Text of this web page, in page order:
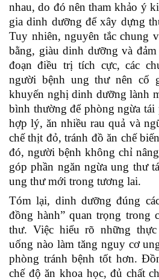
nhau, do đó nên tham khảo ý
gia dinh dưỡng để xây dựng
Tuy nhiên, nguyên tắc chung
bằng, giàu dinh dưỡng và
đoạn điều trị tích cực, các
người bệnh ung thư nên cố
khuyến nghị dinh dưỡng lành
bình thường để phòng ngừa tái
hợp lý, ăn nhiều rau quả và
chế thịt đỏ, tránh đồ ăn chế
đó, người bệnh không chỉ
góp phần ngăn ngừa ung thư
ung thư mới trong tương lai.
Tóm lại, dinh dưỡng đúng
đồng hành” quan trọng trong
thư. Việc hiểu rõ những
uống nào làm tăng nguy cơ
phòng tránh bệnh tốt hơn.
chế độ ăn khoa học, đủ chất